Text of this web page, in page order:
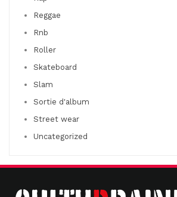
Reggae
Rnb
Roller
Skateboard
Slam
Sortie d'album
Street wear
Uncategorized